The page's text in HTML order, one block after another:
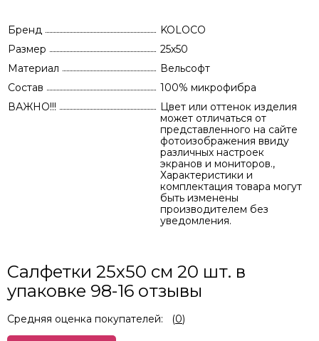
Бренд
KOLOCO
Размер
25х50
Материал
Вельсофт
Состав
100% микрофибра
ВАЖНО!!!
Цвет или оттенок изделия
может отличаться от
представленного на сайте
фотоизображения ввиду
различных настроек
экранов и мониторов.,
Характеристики и
комплектация товара могут
быть изменены
производителем без
уведомления.
Салфетки 25х50 см 20 шт. в
упаковке 98-16 отзывы
Средняя оценка покупателей: (0)